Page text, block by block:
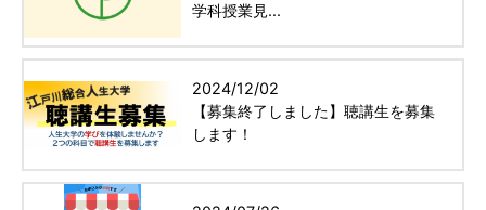
学科授業見...
2024/12/02
【募集終了しました】聴講生を募集
します！